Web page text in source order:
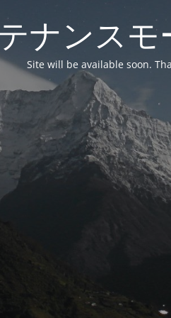
ナンス
Site will be available soon.